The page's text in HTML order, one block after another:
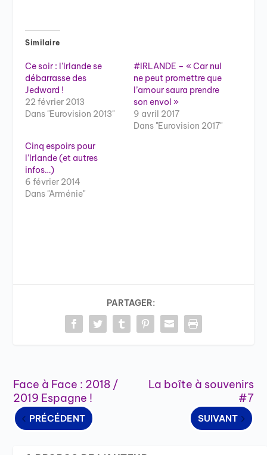
Similaire
Ce soir : l’Irlande se
débarrasse des
Jedward !
22 février 2013
Dans "Eurovision 2013"
#IRLANDE – « Car nul
ne peut promettre que
l’amour saura prendre
son envol »
9 avril 2017
Dans "Eurovision 2017"
Cinq espoirs pour
l’Irlande (et autres
infos…)
6 février 2014
Dans "Arménie"
PARTAGER:
Face à Face : 2018 /
2019 Espagne !
PRÉCÉDENT
La boîte à souvenirs
#7
SUIVANT